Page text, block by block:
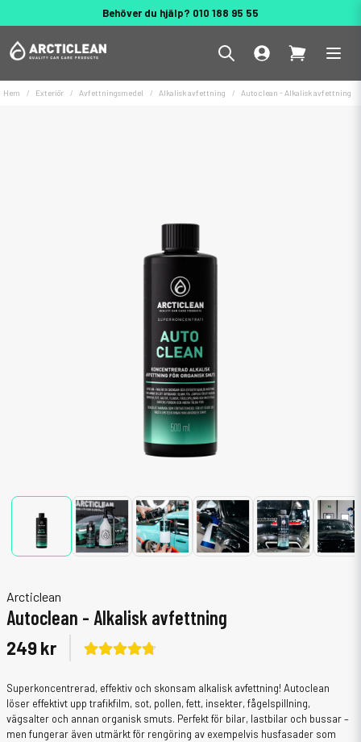
Behöver du hjälp? 010 188 95 55
Hem Exteriör Avfettningsmedel Alkalisk avfettning Autoclean - Alkalisk avfettning
Arcticlean
Autoclean - Alkalisk avfettning
249 kr
Superkoncentrerad, effektiv och skonsam alkalisk avfettning! Autoclean
löser effektivt upp trafikfilm, sot, pollen, fett, insekter, fågelspillning,
vägsalter och annan organisk smuts. Perfekt för bilar, lastbilar och bussar –
men fungerar även utmärkt för rengöring av exempelvis husfasader som